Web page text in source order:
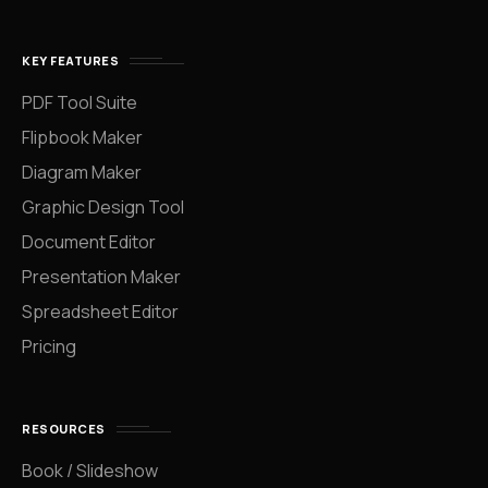
KEY FEATURES
PDF Tool Suite
Flipbook Maker
Diagram Maker
Graphic Design Tool
Document Editor
Presentation Maker
Spreadsheet Editor
Pricing
RESOURCES
Book / Slideshow